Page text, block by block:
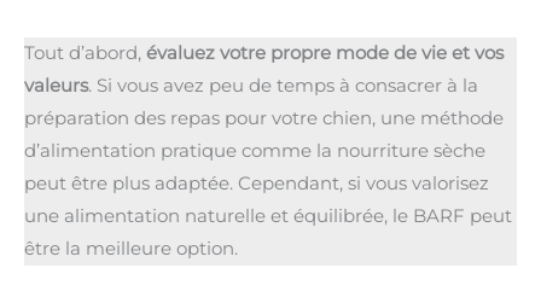
Tout d’abord, évaluez votre propre mode de vie et vos
valeurs. Si vous avez peu de temps à consacrer à la
préparation des repas pour votre chien, une méthode
d’alimentation pratique comme la nourriture sèche
peut être plus adaptée. Cependant, si vous valorisez
une alimentation naturelle et équilibrée, le BARF peut
être la meilleure option.